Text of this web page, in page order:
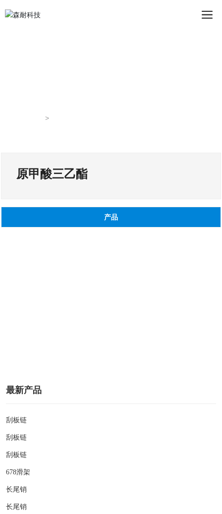
原甲酸三乙酯
产品
最新产品
刮板链
刮板链
刮板链
678滑架
长尾销
长尾销